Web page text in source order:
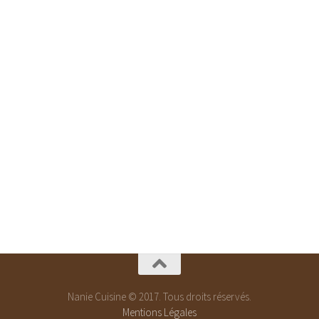
Nanie Cuisine © 2017. Tous droits réservés.
Mentions Légales